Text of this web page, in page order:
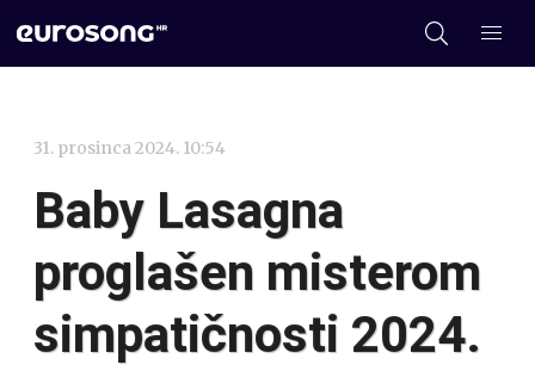
31. prosinca 2024. 10:54
Baby Lasagna
proglašen misterom
simpatičnosti 2024.